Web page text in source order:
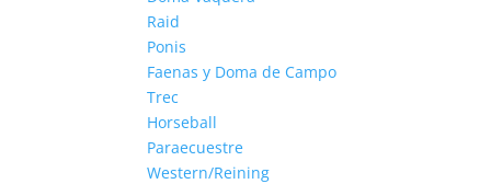
Raid
Ponis
Faenas y Doma de Campo
Trec
Horseball
Paraecuestre
Western/Reining